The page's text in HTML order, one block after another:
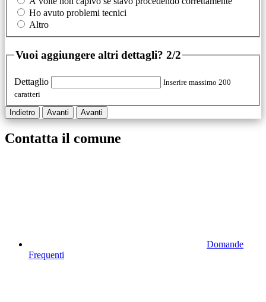
Ho avuto problemi tecnici
Altro
Vuoi aggiungere altri dettagli? 2/2
Dettaglio
Inserire massimo 200
caratteri
Indietro Avanti Avanti
Contatta il comune
Domande
Frequenti